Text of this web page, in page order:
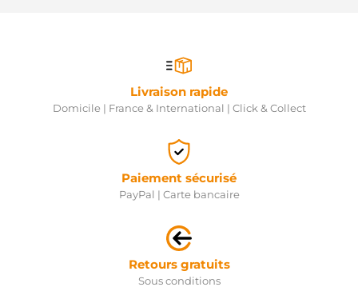
Livraison rapide
Domicile | France & International | Click & Collect
Paiement sécurisé
PayPal | Carte bancaire
Retours gratuits
Sous conditions